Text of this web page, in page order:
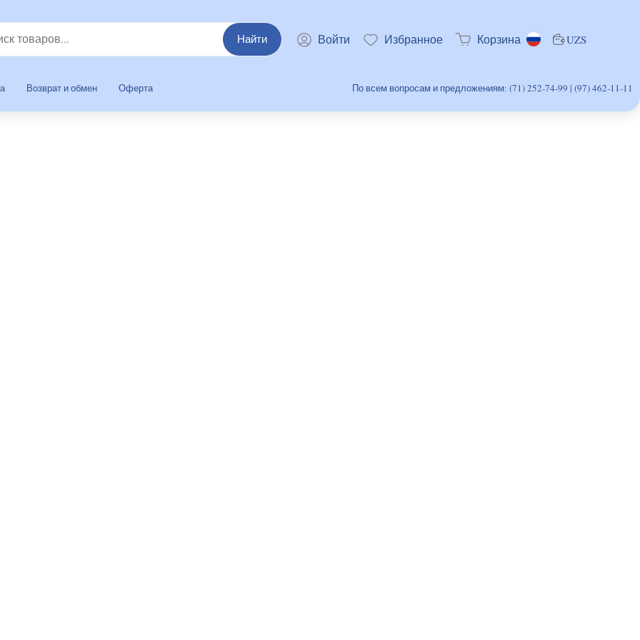
Найти Войти Избранное Корзина UZS
Возврат и обмен Оферта По всем вопросам и предложениям: (71) 252-74-99 | (97) 462-11-11